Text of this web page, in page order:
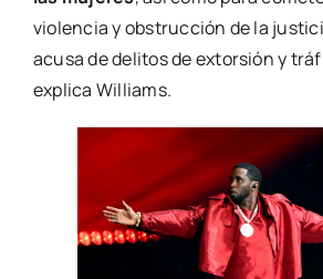
violencia y obstrucción de la
acusa de delitos de extorsión y
explica Williams.